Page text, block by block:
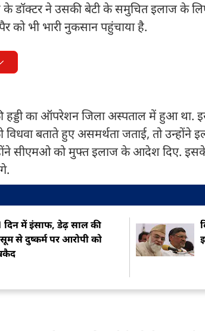
के डॉक्टर ने उसकी बेटी के समुचित इलाज के
भी भारी नुकसान पहुंचाया है.
हड्डी का ऑपरेशन जिला अस्पताल में हुआ था.
बताते हुए असमर्थता जताई, तो उन्होंने
सीएमओ को मुफ्त इलाज के आदेश दिए.
दिन में इंसाफ, डेढ़ साल की
से दुष्कर्म पर आरोपी को